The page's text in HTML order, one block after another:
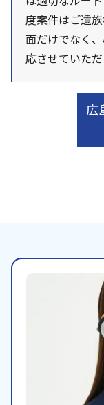
度案件はご遺
面だけでなく
応させていただ
広